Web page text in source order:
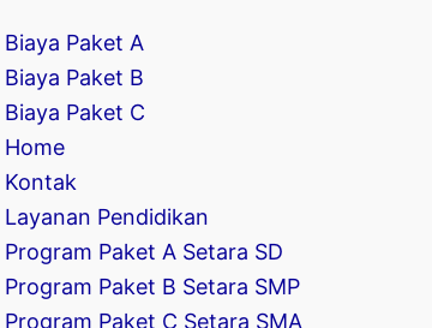
Biaya Paket A
Biaya Paket B
Biaya Paket C
Home
Kontak
Layanan Pendidikan
Program Paket A Setara SD
Program Paket B Setara SMP
Program Paket C Setara SMA